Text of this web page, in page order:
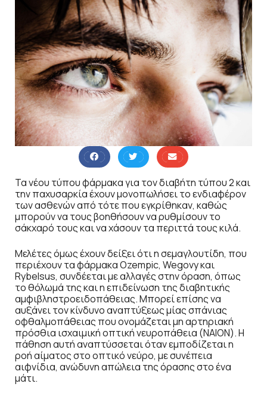
Τα νέου τύπου φάρμακα για τον διαβήτη τύπου 2 και
την παχυσαρκία έχουν μονοπωλήσει το ενδιαφέρον
των ασθενών από τότε που εγκρίθηκαν, καθώς
μπορούν να τους βοηθήσουν να ρυθμίσουν το
σάκχαρό τους και να χάσουν τα περιττά τους κιλά.
Μελέτες όμως έχουν δείξει ότι η σεμαγλουτίδη, που
περιέχουν τα φάρμακα Ozempic, Wegovy και
Rybelsus, συνδέεται με αλλαγές στην όραση, όπως
το θόλωμά της και η επιδείνωση της διαβητικής
αμφιβληστροειδοπάθειας. Μπορεί επίσης να
αυξάνει τον κίνδυνο αναπτύξεως μίας σπάνιας
οφθαλμοπάθειας που ονομάζεται μη αρτηριακή
πρόσθια ισχαιμική οπτική νευροπάθεια (ΝΑΙΟΝ). Η
πάθηση αυτή αναπτύσσεται όταν εμποδίζεται η
ροή αίματος στο οπτικό νεύρο, με συνέπεια
αιφνίδια, ανώδυνη απώλεια της όρασης στο ένα
μάτι.